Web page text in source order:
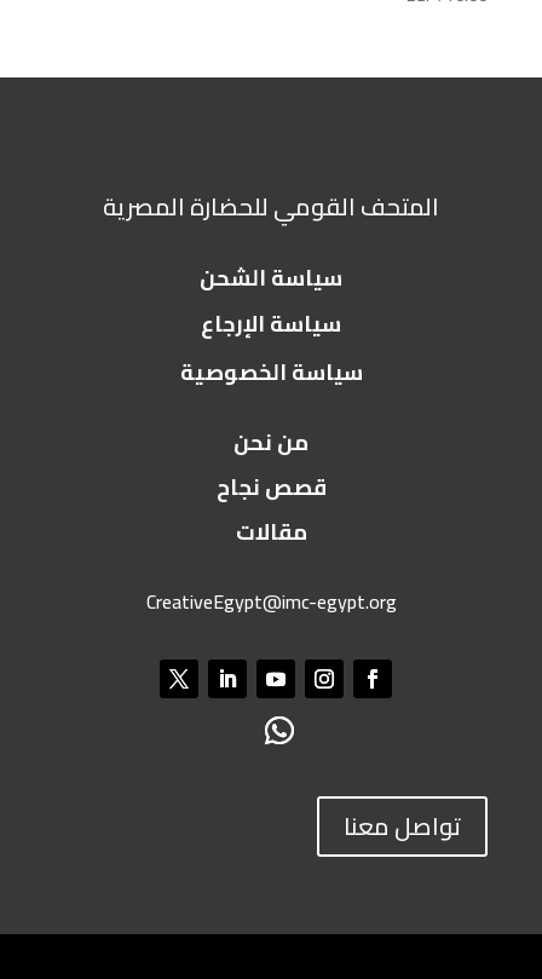
المتحف القومي للحضارة المصرية
سياسة الشحن
سياسة الإرجاع
سياسة الخصوصية
من نحن
قصص نجاح
مقالات
CreativeEgypt@imc-egypt.org
تواصل معنا